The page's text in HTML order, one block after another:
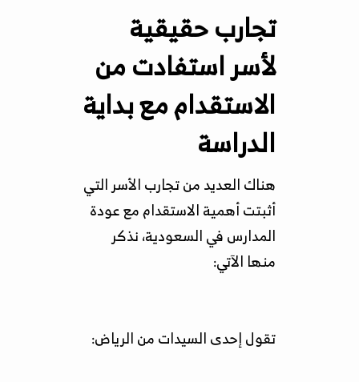
تجارب حقيقية
لأسر استفادت من
الاستقدام مع بداية
الدراسة
هناك العديد من تجارب الأسر التي
أثبتت أهمية الاستقدام مع عودة
المدارس في السعودية، نذكر
منها الآتي:
تقول إحدى السيدات من الرياض: